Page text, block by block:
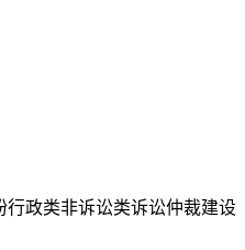
行政类非诉讼类诉讼仲裁建设